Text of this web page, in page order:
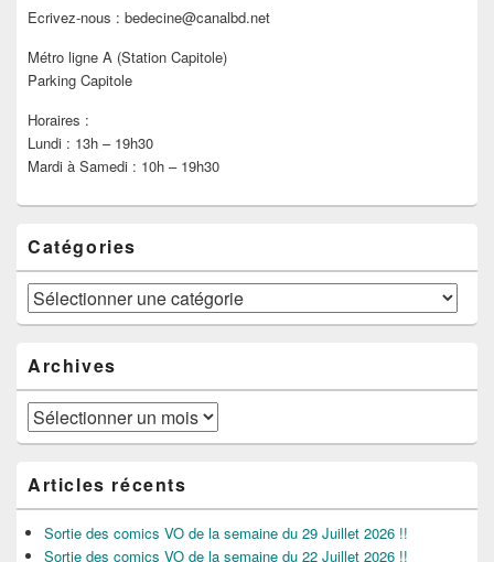
Ecrivez-nous : bedecine@canalbd.net
Métro ligne A (Station Capitole)
Parking Capitole
Horaires :
Lundi : 13h – 19h30
Mardi à Samedi : 10h – 19h30
Catégories
Catégories
Archives
Archives
Articles récents
Sortie des comics VO de la semaine du 29 Juillet 2026 !!
Sortie des comics VO de la semaine du 22 Juillet 2026 !!